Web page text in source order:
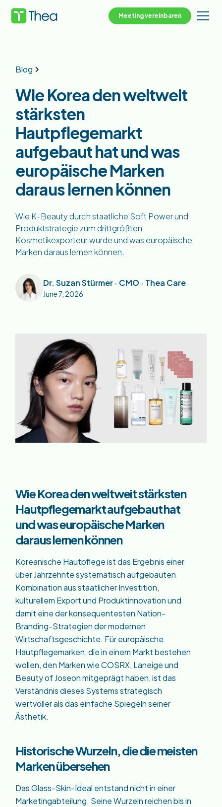
Meeting vereinbaren
Blog
Wie Korea den weltweit
stärksten
Hautpflegemarkt
aufgebaut hat und was
europäische Marken
daraus lernen können
Wie K-Beauty durch staatliche Soft Power und
Produktstrategie zum drittgrößten
Kosmetikexporteur wurde und was europäische
Marken daraus lernen können.
Dr. Suzan Stürmer · CMO · Thea Care
June 7, 2026
Wie Korea den weltweit stärksten
Hautpflegemarkt aufgebaut hat
und was europäische Marken
daraus lernen können
Koreanische Hautpflege ist das Ergebnis einer
über Jahrzehnte systematisch aufgebauten
Kombination aus staatlicher Investition,
kulturellem Export und Produktinnovation und
damit eine der konsequentesten Nation-
Branding-Strategien der modernen
Wirtschaftsgeschichte. Für europäische
Hautpflegemarken, die in einem Markt bestehen
wollen, den Marken wie COSRX, Laneige und
Beauty of Joseon mitgeprägt haben, ist das
Verständnis dieses Systems strategisch
wertvoller als das einfache Spiegeln seiner
Ästhetik.
Historische Wurzeln, die die meisten
Marken übersehen
Das Glass-Skin-Ideal entstand nicht in einer
Marketingabteilung. Seine Wurzeln reichen bis in